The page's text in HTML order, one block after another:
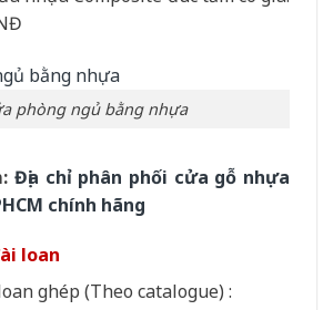
phòng ngủ bằng nhựa
Địa chỉ phân phối cửa gỗ nhựa
chính hãng
loan
ghép (Theo catalogue) :